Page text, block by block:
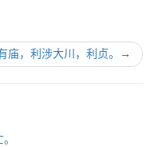
庙，利涉大川，利贞。 →